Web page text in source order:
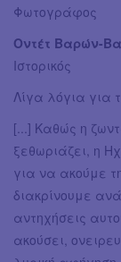
Φωτογράφος
Οντέτ Βαρών-
Ιστορικός
Λίγα λόγια για
[...] Καθώς η
ξεθωριάζει, η
για να ακούμε
διακρίνουμε
αντηχήσεις
ακούσει,